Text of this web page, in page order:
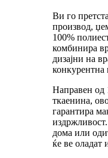
Ви го
производ,
100%
комбинира
дизајни на
конкурентна
Направен од
ткаенина,
гарантира
дома или
ќе ве оладат